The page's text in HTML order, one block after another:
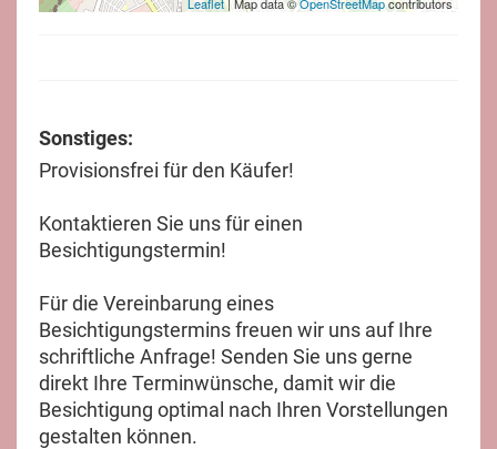
Sonstiges:
Provisionsfrei für den Käufer!
Kontaktieren Sie uns für einen
Besichtigungstermin!
Für die Vereinbarung eines
Besichtigungstermins freuen wir uns auf Ihre
schriftliche Anfrage! Senden Sie uns gerne
direkt Ihre Terminwünsche, damit wir die
Besichtigung optimal nach Ihren Vorstellungen
gestalten können.